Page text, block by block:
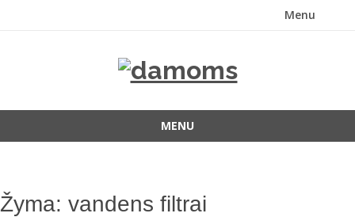
Menu
MENU
Žyma: vandens filtrai